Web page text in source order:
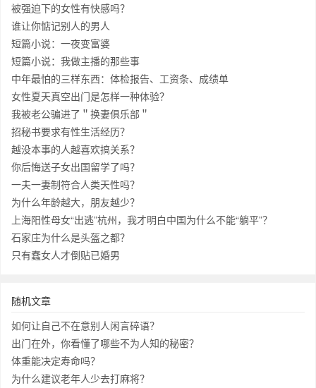
被强迫下的女性有快感吗？
谁让你惦记别人的男人
短篇小说：一夜变富婆
短篇小说：我做主播的那些事
中年最怕的三样东西：体检报告、工资条、成绩单
女性夏天真空出门是怎样一种体验？
我被老公骗进了＂换妻俱乐部＂
招秘书要求有性生活经历？
越没本事的人越喜欢搞关系？
你后悔送子女出国留学了吗？
一夫一妻制符合人类天性吗？
为什么年龄越大，朋友越少？
上海阳性母女“出逃”杭州，我才明白中国为什么不能“躺平”？
石家庄为什么是头盔之都？
只有蠢女人才倒贴已婚男
随机文章
如何让自己不在意别人闲言碎语？
出门在外，你看懂了哪些不为人知的秘密？
体重能决定寿命吗？
为什么建议老年人少去打麻将？